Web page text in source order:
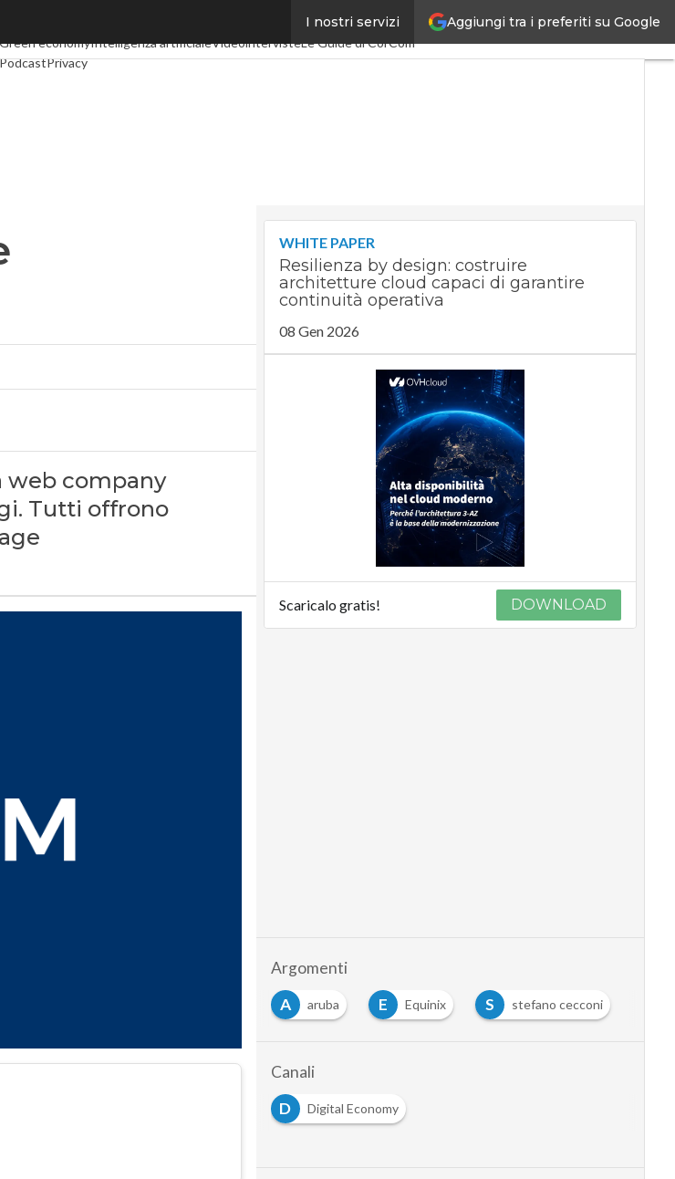
Aggiungi tra i preferiti su Google
I nostri servizi
SpacEconomyPA Digitale
Green economyIntelligenza artificialeVideointervisteLe Guide di CorCom
PodcastPrivacy
web company
Tutti offrono
WHITE PAPER
Resilienza by design: costruire
architetture cloud capaci di garantire
continuità operativa
08 Gen 2026
Scaricalo gratis! DOWNLOAD
Argomenti
A
aruba E Equinix S stefano cecconi
Canali
D
Digital Economy